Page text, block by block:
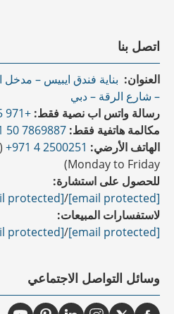
اتصل بنا
العنوان:
– شارع الرقة – دبي
رسالة واتس اب نصية فقط: +971 55 8377872
مكالمة هاتفية فقط: 7869887 50 971+
الهاتف الأرضي: 2500251 4 971+
Monday to Friday)
للحصول على استشارة:
[email protected]
/
[email protected]
لاستفسارات المبيعات:
[email protected]
/
[email protected]
وسائل التواصل الاجتماعي